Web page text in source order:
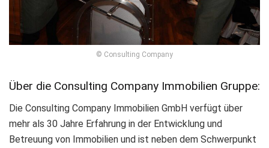
© Consulting Company
Über die Consulting Company Immobilien Gruppe:
Die Consulting Company Immobilien GmbH verfügt über
mehr als 30 Jahre Erfahrung in der Entwicklung und
Betreuung von Immobilien und ist neben dem Schwerpunkt